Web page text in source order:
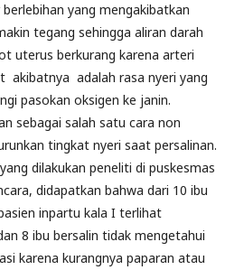
yang mengakibatkan
tegang sehingga aliran darah
uterus berkurang karena arteri
akibatnya adalah rasa nyeri yang
pasokan oksigen ke janin.
sebagai salah satu cara non
tingkat nyeri saat persalinan.
dilakukan peneliti di puskesmas
didapatkan bahwa dari 10 ibu
inpartu kala I terlihat
8 ibu bersalin tidak mengetahui
karena kurangnya paparan atau